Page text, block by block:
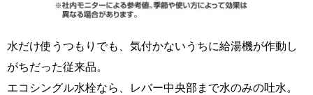
水だけ使うつもりでも、気付かないうちに給湯機が作動し
がちだった従来品。
エコシングル水栓なら、レバー中央部まで水のみの吐水。